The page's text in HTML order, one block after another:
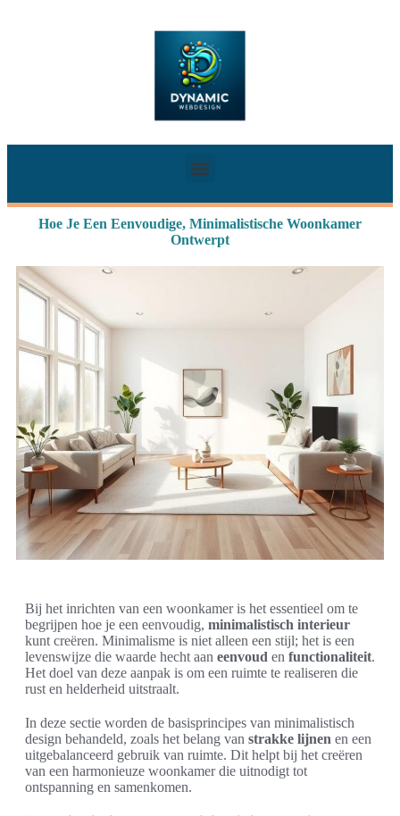
Hoe Je Een Eenvoudige, Minimalistische Woonkamer
Ontwerpt
Bij het inrichten van een woonkamer is het essentieel om te
begrijpen hoe je een eenvoudig, minimalistisch interieur
kunt creëren. Minimalisme is niet alleen een stijl; het is een
levenswijze die waarde hecht aan eenvoud en functionaliteit.
Het doel van deze aanpak is om een ruimte te realiseren die
rust en helderheid uitstraalt.
In deze sectie worden de basisprincipes van minimalistisch
design behandeld, zoals het belang van strakke lijnen en een
uitgebalanceerd gebruik van ruimte. Dit helpt bij het creëren
van een harmonieuze woonkamer die uitnodigt tot
ontspanning en samenkomen.